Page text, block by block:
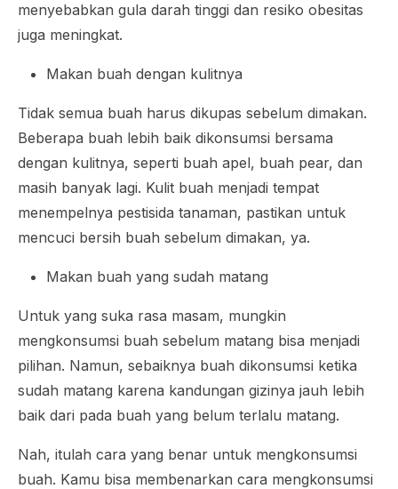
menyebabkan gula darah tinggi dan resiko obesitas
juga meningkat.
Makan buah dengan kulitnya
Tidak semua buah harus dikupas sebelum dimakan.
Beberapa buah lebih baik dikonsumsi bersama
dengan kulitnya, seperti buah apel, buah pear, dan
masih banyak lagi. Kulit buah menjadi tempat
menempelnya pestisida tanaman, pastikan untuk
mencuci bersih buah sebelum dimakan, ya.
Makan buah yang sudah matang
Untuk yang suka rasa masam, mungkin
mengkonsumsi buah sebelum matang bisa menjadi
pilihan. Namun, sebaiknya buah dikonsumsi ketika
sudah matang karena kandungan gizinya jauh lebih
baik dari pada buah yang belum terlalu matang.
Nah, itulah cara yang benar untuk mengkonsumsi
buah. Kamu bisa membenarkan cara mengkonsumsi